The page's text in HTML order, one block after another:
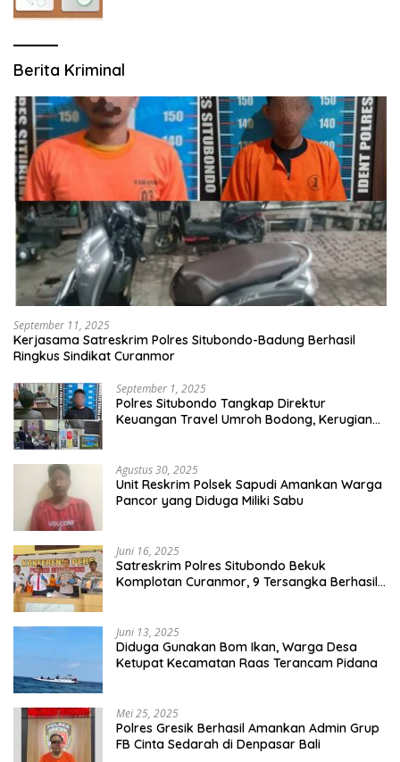
Berita Kriminal
September 11, 2025
Kerjasama Satreskrim Polres Situbondo-Badung Berhasil
Ringkus Sindikat Curanmor
September 1, 2025
Polres Situbondo Tangkap Direktur
Keuangan Travel Umroh Bodong, Kerugian
Agustus 30, 2025
Unit Reskrim Polsek Sapudi Amankan Warga
Pancor yang Diduga Miliki Sabu
Juni 16, 2025
Satreskrim Polres Situbondo Bekuk
Komplotan Curanmor, 9 Tersangka Berhasil
Juni 13, 2025
Diduga Gunakan Bom Ikan, Warga Desa
Ketupat Kecamatan Raas Terancam Pidana
Mei 25, 2025
Polres Gresik Berhasil Amankan Admin Grup
FB Cinta Sedarah di Denpasar Bali